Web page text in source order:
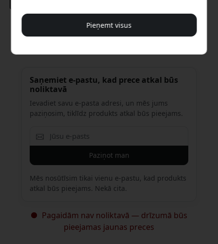
Ieteicamā cena
44.99 EUR
Saņemiet e-pastu, kad prece atkal būs
noliktavā
Ievadiet savu e-pasta adresi, un mēs jums
paziņosim, tiklīdz produkts atkal būs pieejams.
Paziņot man
Mēs nosūtīsim tikai vienu e-pastu, kad produkts
atkal būs pieejams. Nekā cita.
Pagaidām nav noliktavā — drīzumā būs
pieejamas jaunas preces
Pieņemt visus